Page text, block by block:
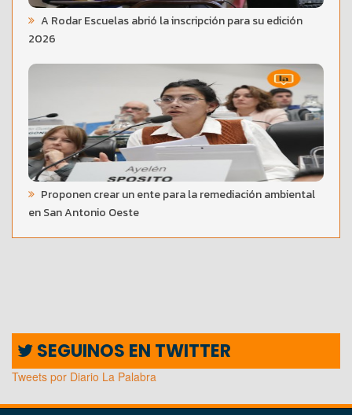
A Rodar Escuelas abrió la inscripción para su edición
2026
Proponen crear un ente para la remediación ambiental
en San Antonio Oeste
SEGUINOS EN TWITTER
Tweets por Diario La Palabra